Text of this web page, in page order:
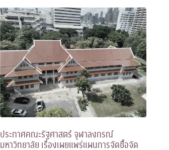
ประกาศคณะรัฐศาสตร์ จุฬาลงกรณ์
มหาวิทยาลัย เรื่องเผยแพร่แผนการจัดซื้อจัด